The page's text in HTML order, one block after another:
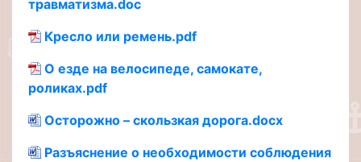
травматизма.doc
Кресло или ремень.pdf
О езде на велосипеде, самокате,
роликах.pdf
Осторожно – скользкая дорога.docx
Разъяснение о необходимости соблюдения